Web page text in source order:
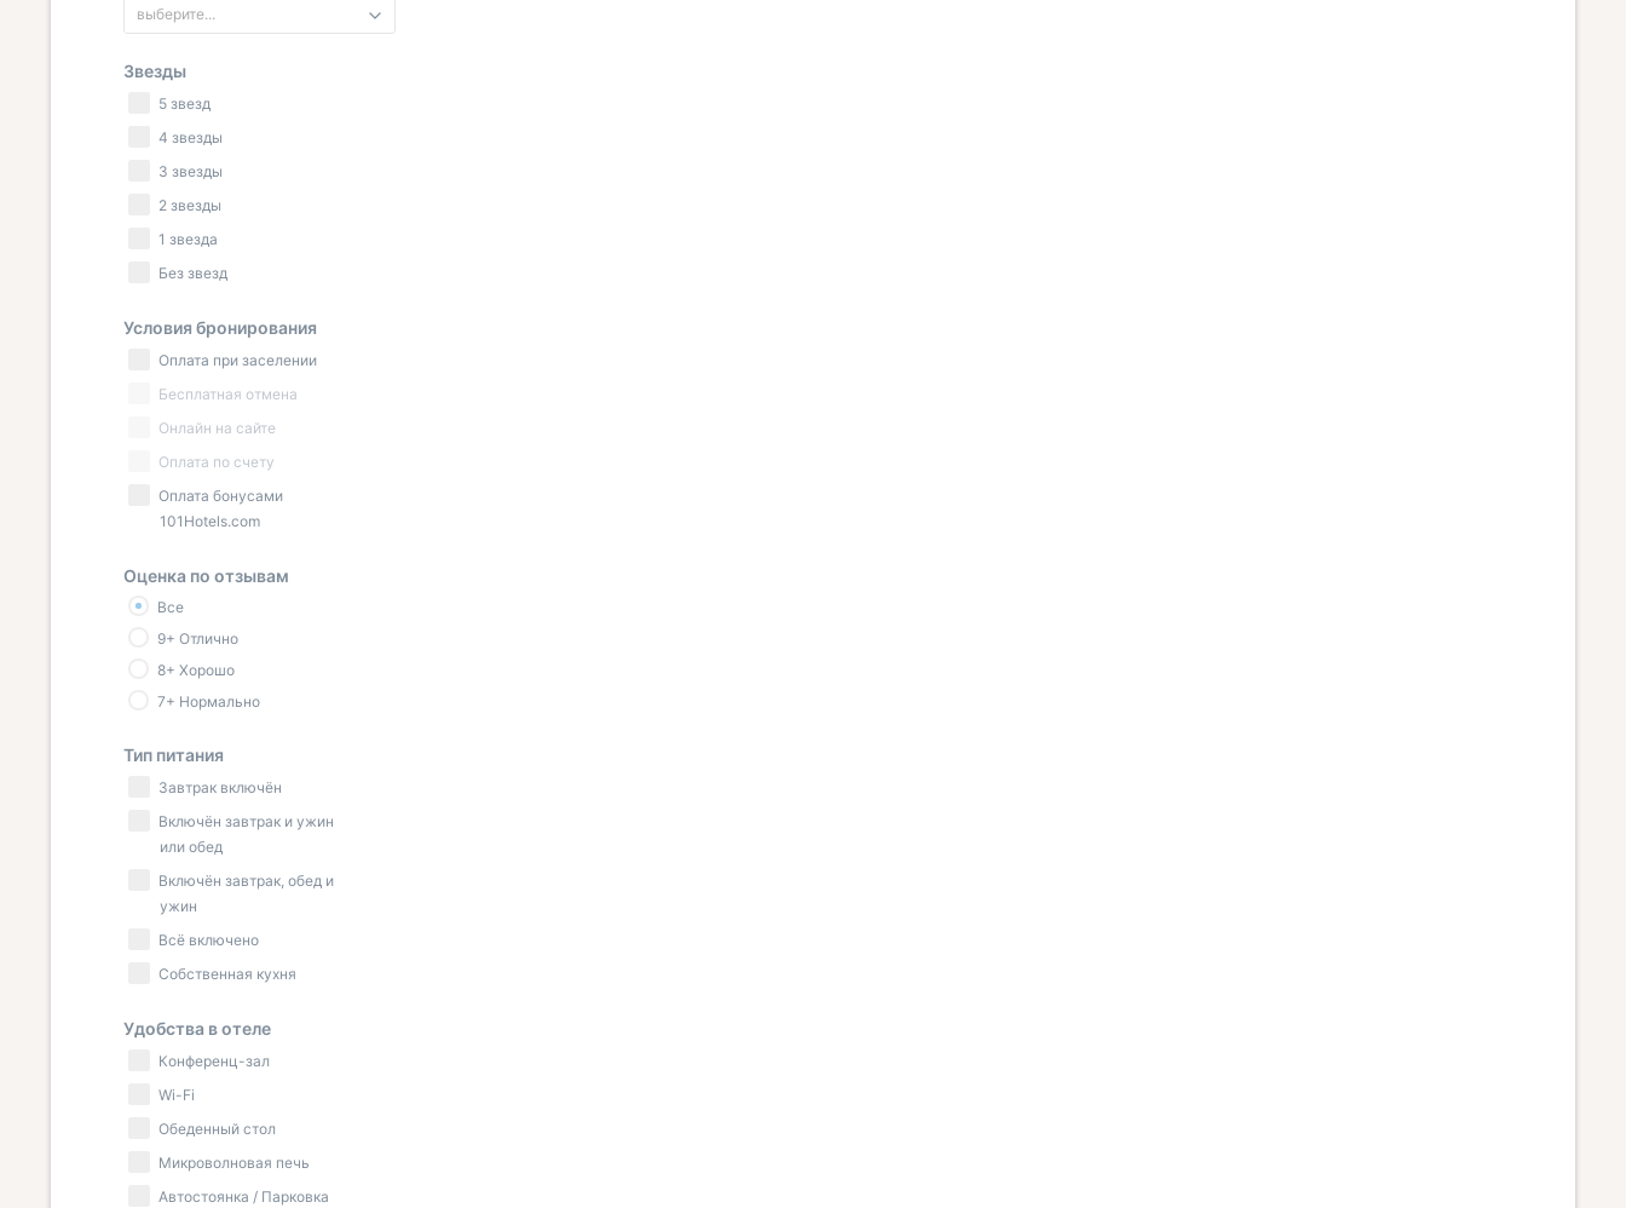
выберите...
Звезды
5 звезд
4 звезды
3 звезды
2 звезды
1 звезда
Без звезд
Условия бронирования
Оплата при заселении
Бесплатная отмена
Онлайн на сайте
Оплата по счету
Оплата бонусами
101Hotels.com
Оценка по отзывам
Все
9+ Отлично
8+ Хорошо
7+ Нормально
Тип питания
Завтрак включён
Включён завтрак и ужин
или обед
Включён завтрак, обед и
ужин
Всё включено
Собственная кухня
Удобства в отеле
Конференц-зал
Wi-Fi
Обеденный стол
Микроволновая печь
Автостоянка / Парковка